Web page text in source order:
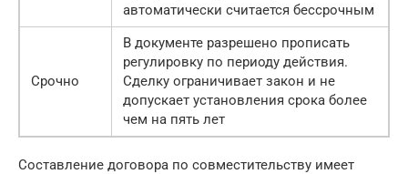
автоматически считается бессрочным
Срочно
В документе разрешено прописать
регулировку по периоду действия.
Сделку ограничивает закон и не
допускает установления срока более
чем на пять лет
Составление договора по совместительству имеет